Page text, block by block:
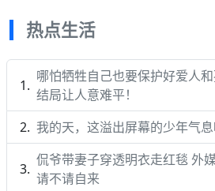
热点生活
哪怕牺牲自己也要保护好爱人
结局让人意难平！
我的天，这溢出屏幕的少年气息
侃爷带妻子穿透明衣走红毯 外
请不请自来